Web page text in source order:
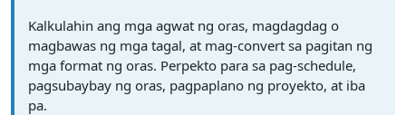
Kalkulahin ang mga agwat ng oras, magdagdag o
magbawas ng mga tagal, at mag-convert sa pagitan ng
mga format ng oras. Perpekto para sa pag-schedule,
pagsubaybay ng oras, pagpaplano ng proyekto, at iba
pa.